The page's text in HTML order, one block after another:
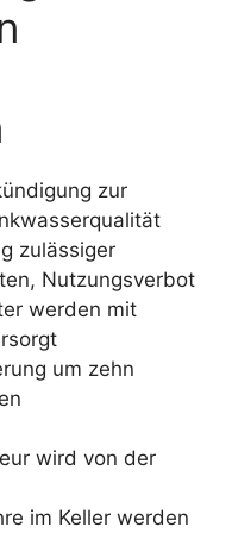
zur
zulässiger
Nutzungsverbot
werden mit
um zehn
wird von der
im Keller werden